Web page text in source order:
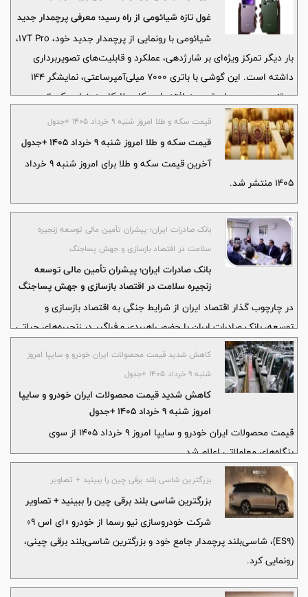
غول تازه شیائومی از راه رسید؛ معرفی پرچمدار جدید
شیائومی با رونمایی از پرچمدار جدید خود، 17T Pro،
بار دیگر تمرکز ویژه‌ای بر شارژدهی، عملکرد و قابلیت‌های تصویربرداری
داشته است. این گوشی با باتری ۷۰۰۰ میلی‌آمپرساعتی، نمایشگر ۱۴۴
هرتزی و دوربین‌های توسعه‌یافته با همکاری لایکا، به‌عنوان یکی از
قدرتمندترین محصولات این شرکت در سال ۲۰۲۶ معرفی شده است.
قیمت سکه و طلا امروز شنبه ۹ خرداد ۱۴۰۵ +جدول
قیمت سکه و طلا امروز شنبه ۹ خرداد ۱۴۰۵ +جدول
آخرین قیمت سکه و طلا برای امروز شنبه ۹ خرداد
۱۴۰۵ منتشر شد.
بانک صادرات ایران؛ پیشران تأمین مالی توسعه زنجیره
سلامت در اقتصاد بازسازی و جهش پساجنگ
بانک صادرات ایران؛ پیشران تأمین مالی توسعه
زنجیره سلامت در اقتصاد بازسازی و جهش پساجنگ
در چارچوب گذار اقتصاد ایران از شرایط جنگی به اقتصاد بازسازی و
توسعه، بانک صادرات ایران با حضور راهبردی و فراگیر در زنجیره‌های حیاتی
کشور، نقش خود را به عنوان موتور محرک تأمین مالی ایران تثبیت می‌کند
کاهش شدید قیمت محصولات ایران خودرو و سایپا امروز
شنبه ۹ خرداد ۱۴۰۵ +جدول
کاهش شدید قیمت محصولات ایران خودرو و سایپا
امروز شنبه ۹ خرداد ۱۴۰۵ +جدول
قیمت محصولات ایران خودرو و سایپا امروز ۹ خرداد ۱۴۰۵ از سوی
بنگاه‌های معاملاتی اعلام شد.
بزرگترین شاسی بلند برقی چین را ببینید + تصاویر
بزرگترین شاسی بلند برقی چین را ببینید + تصاویر
شرکت خودروسازی نیو رسما از خودرو «ای اس ۹»
(ES۹)، شاسی‌بلند پرچمدار جامع خود و بزرگترین شاسی‌بلند برقی چینی،
رونمایی کرد.